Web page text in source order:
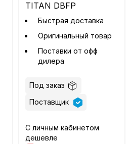
TITAN DBFP
Быстрая доставка
Оригинальный товар
Поставки от офф
дилера
Под заказ
Поставщик
С личным кабинетом
дешевле